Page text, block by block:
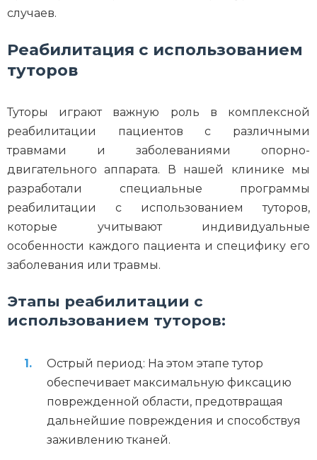
случаев.
Реабилитация с использованием
туторов
Туторы играют важную роль в комплексной
реабилитации пациентов с различными
травмами и заболеваниями опорно-
двигательного аппарата. В нашей клинике мы
разработали специальные программы
реабилитации с использованием туторов,
которые учитывают индивидуальные
особенности каждого пациента и специфику его
заболевания или травмы.
Этапы реабилитации с
использованием туторов:
Острый период: На этом этапе тутор
обеспечивает максимальную фиксацию
поврежденной области, предотвращая
дальнейшие повреждения и способствуя
заживлению тканей.